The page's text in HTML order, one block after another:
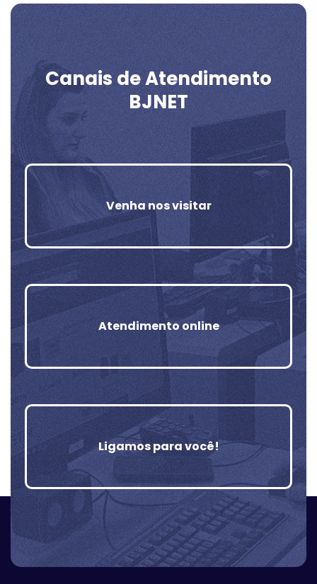
Canais de Atendimento
BJNET
Venha nos visitar
Atendimento online
Ligamos para você!